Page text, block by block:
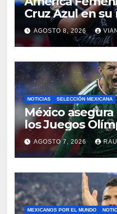
Cruz Azul en su
casa
AGOSTO 8, 2026
NOTICIAS SELECCIÓN MEXICANA
México
los Juegos
Ángeles 2028
AGOSTO 7, 2026
MEXICANOS POR EL MUNDO